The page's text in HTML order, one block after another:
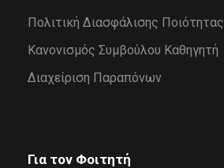
Πολιτική Διασφάλισης Ποιότητας
Κανονισμός Συμβούλου Καθηγητή
Διαχείριση Παραπόνων
Για τον Φοιτητή